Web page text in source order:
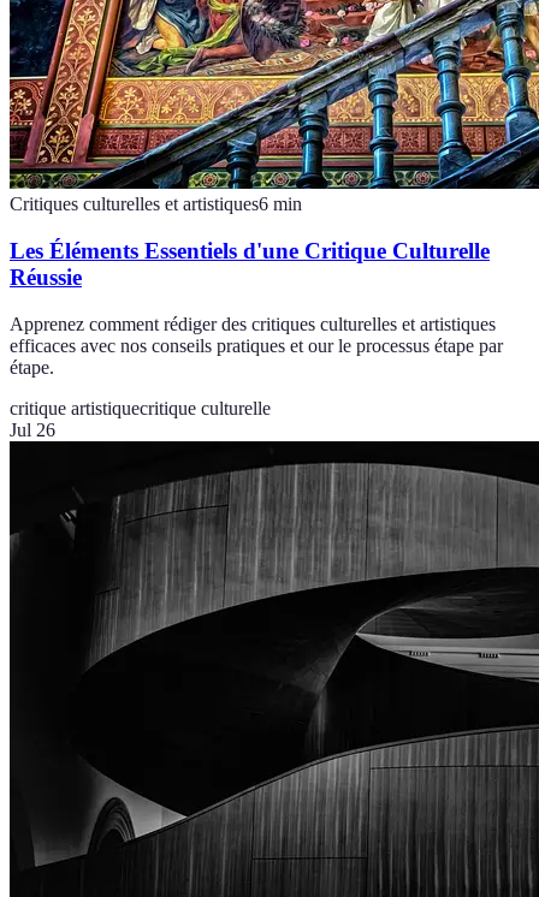
Critiques culturelles et artistiques6 min
Les Éléments Essentiels d'une Critique Culturelle
Réussie
Apprenez comment rédiger des critiques culturelles et artistiques
efficaces avec nos conseils pratiques et our le processus étape par
étape.
critique artistiquecritique culturelle
Jul 26